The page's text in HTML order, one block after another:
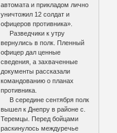
автомата и прикладом лично
уничтожил 12 солдат и
офицеров противника».
Разведчики к утру
вернулись в полк. Пленный
офицер дал ценные
сведения, а захваченные
документы рассказали
командованию о планах
противника.
В середине сентября полк
вышел к Днепру в районе с.
Теремцы. Перед бойцами
раскинулось междуречье